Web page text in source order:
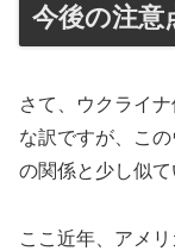
今後の注意
さて、ウクライ
な訳ですが、こ
の関係と少し似て
ここ近年、アメ